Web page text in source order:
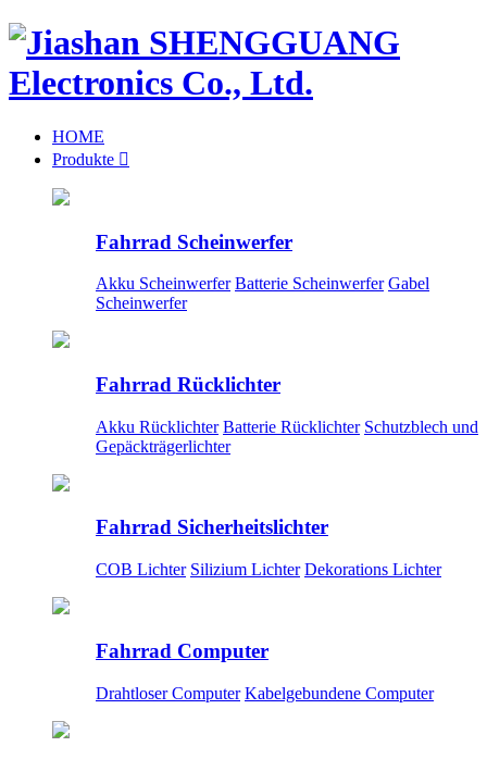
HOME
Produkte 
Fahrrad Scheinwerfer
Akku Scheinwerfer Batterie Scheinwerfer Gabel
Scheinwerfer
Fahrrad Rücklichter
Akku Rücklichter Batterie Rücklichter Schutzblech und
Gepäckträgerlichter
Fahrrad Sicherheitslichter
COB Lichter Silizium Lichter Dekorations Lichter
Fahrrad Computer
Drahtloser Computer Kabelgebundene Computer